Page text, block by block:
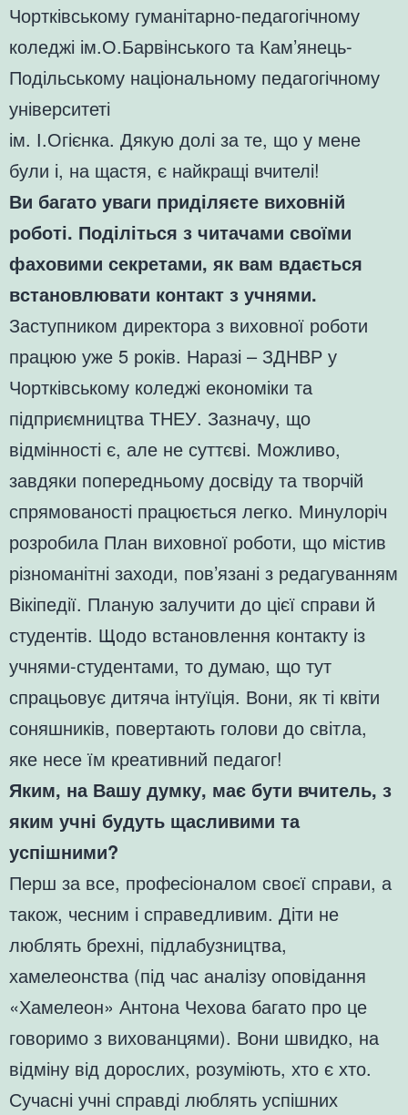
Чортківському гуманітарно-педагогічному
коледжі ім.О.Барвінського та Кам’янець-
Подільському національному педагогічному
університеті
ім. І.Огієнка. Дякую долі за те, що у мене
були і, на щастя, є найкращі вчителі!
Ви багато уваги приділяєте виховній
роботі. Поділіться з читачами своїми
фаховими секретами, як вам вдається
встановлювати контакт з учнями.
Заступником директора з виховної роботи
працюю уже 5 років. Наразі – ЗДНВР у
Чортківському коледжі економіки та
підприємництва ТНЕУ. Зазначу, що
відмінності є, але не суттєві. Можливо,
завдяки попередньому досвіду та творчій
спрямованості працюється легко. Минулоріч
розробила План виховної роботи, що містив
різноманітні заходи, пов’язані з редагуванням
Вікіпедії. Планую залучити до цієї справи й
студентів. Щодо встановлення контакту із
учнями-студентами, то думаю, що тут
спрацьовує дитяча інтуїція. Вони, як ті квіти
соняшників, повертають голови до світла,
яке несе їм креативний педагог!
Яким, на Вашу думку, має бути вчитель, з
яким учні будуть щасливими та
успішними?
Перш за все, професіоналом своєї справи, а
також, чесним і справедливим. Діти не
люблять брехні, підлабузництва,
хамелеонства (під час аналізу оповідання
«Хамелеон» Антона Чехова багато про це
говоримо з вихованцями). Вони швидко, на
відміну від дорослих, розуміють, хто є хто.
Сучасні учні справді люблять успішних